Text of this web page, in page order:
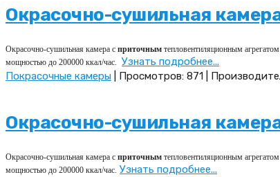
Окрасочно-сушильная
Окрасочно-сушильная камера с приточным тепловентиляционным
мощностью до 200000 ккал/час. Узнать подробнее...
Покрасочные камеры | Просмотров: 871 |
Окрасочно-сушильная
Окрасочно-сушильная камера с приточным тепловентиляционным
мощностью до 200000 ккал/час. Узнать подробнее...